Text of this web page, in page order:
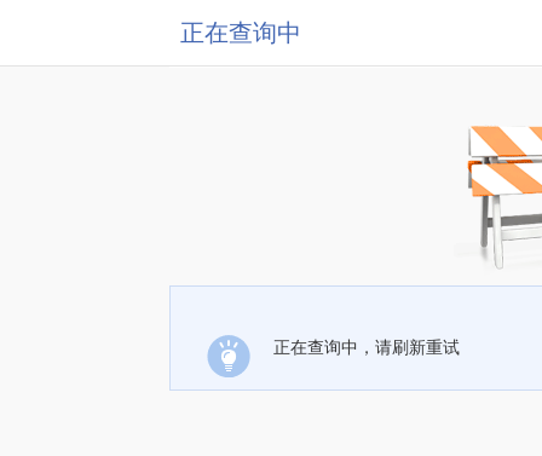
正在查询中
正在查询中，请刷新重试